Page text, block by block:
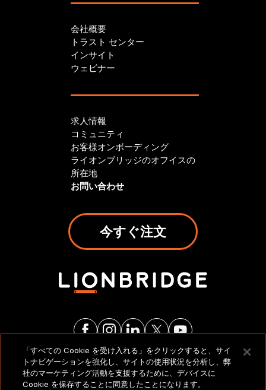
会社概要
トラスト センター
インサイト
ウェビナー
求人情報
コミュニティ
お客様オンボーディング
ライオンブリッジのオフイスの
所在地
お問い合わせ
今すぐ注文
法的通知とポリシー
「すべての Cookie を受け入れる」をクリックすると、サイ
トナビゲーションを強化し、サイトの使用状況を分析し、弊
社のマーケティング活動を支援するために、デバイスに
Cookie を保存することに同意したことになります。